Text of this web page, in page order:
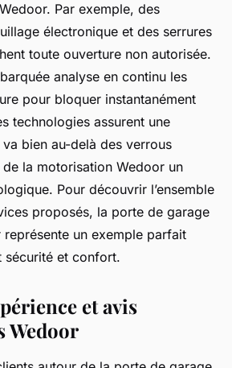
Par exemple, des
électronique et des serrures
toute ouverture non autorisée.
analyse en continu les
pour bloquer instantanément
technologies assurent une
bien au-delà des verrous
la motorisation Wedoor un
Pour découvrir l’ensemble
proposés, la porte de garage
un exemple parfait
sécurité et confort.
et avis
Wedoor